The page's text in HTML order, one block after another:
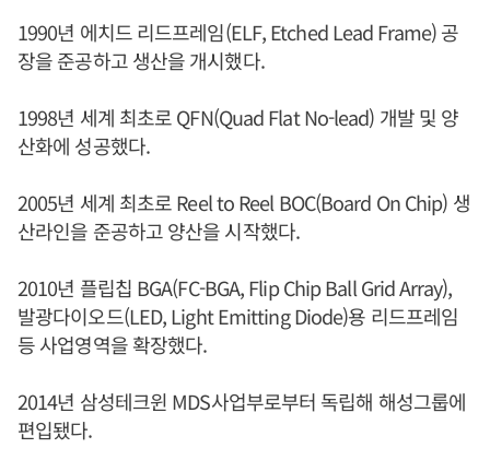
1990년 에치드 리드프레임(ELF, Etched Lead Frame) 공
장을 준공하고 생산을 개시했다.
1998년 세계 최초로 QFN(Quad Flat No-lead) 개발 및 양
산화에 성공했다.
2005년 세계 최초로 Reel to Reel BOC(Board On Chip) 생
산라인을 준공하고 양산을 시작했다.
2010년 플립칩 BGA(FC-BGA, Flip Chip Ball Grid Array),
발광다이오드(LED, Light Emitting Diode)용 리드프레임
등 사업영역을 확장했다.
2014년 삼성테크윈 MDS사업부로부터 독립해 해성그룹에
편입됐다.